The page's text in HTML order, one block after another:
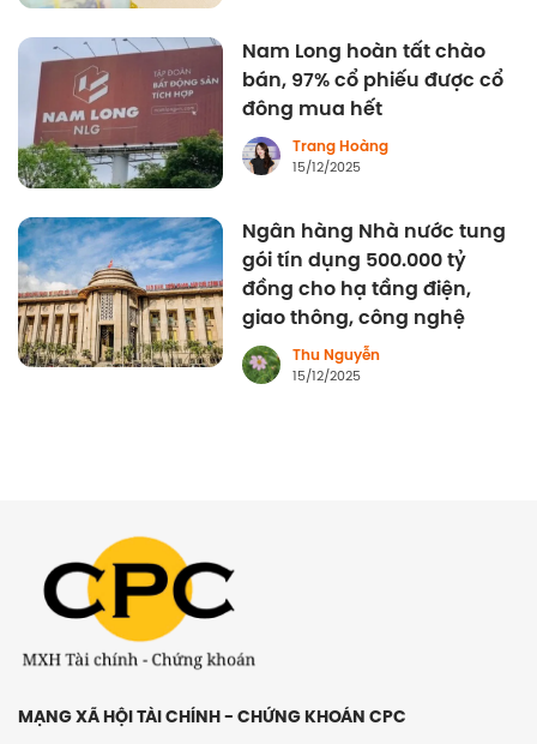
Nam Long hoàn tất chào
bán, 97% cổ phiếu được cổ
đông mua hết
Trang Hoàng
15/12/2025
Ngân hàng Nhà nước tung
gói tín dụng 500.000 tỷ
đồng cho hạ tầng điện,
giao thông, công nghệ
Thu Nguyễn
15/12/2025
MẠNG XÃ HỘI TÀI CHÍNH - CHỨNG KHOÁN CPC